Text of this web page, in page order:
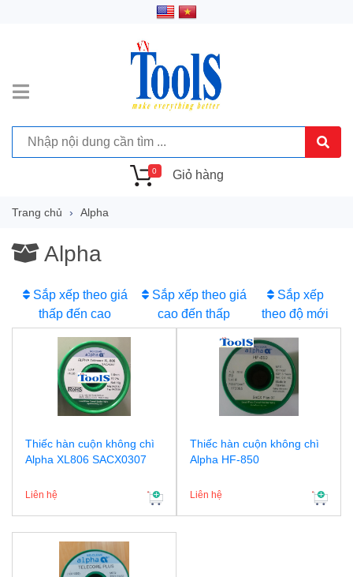
0 Giỏ hàng
Trang chủ Alpha
Alpha
Sắp xếp theo giá
thấp đến cao
Sắp xếp theo giá
cao đến thấp
Sắp xếp
theo độ mới
Thiếc hàn cuộn không chì
Alpha XL806 SACX0307
Liên hệ
Thiếc hàn cuộn không chì
Alpha HF-850
Liên hệ